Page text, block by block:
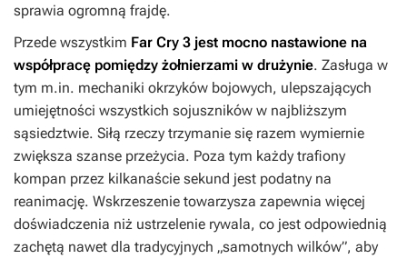
sprawia ogromną frajdę.
Przede wszystkim Far Cry 3 jest mocno nastawione na
współpracę pomiędzy żołnierzami w drużynie. Zasługa w
tym m.in. mechaniki okrzyków bojowych, ulepszających
umiejętności wszystkich sojuszników w najbliższym
sąsiedztwie. Siłą rzeczy trzymanie się razem wymiernie
zwiększa szanse przeżycia. Poza tym każdy trafiony
kompan przez kilkanaście sekund jest podatny na
reanimację. Wskrzeszenie towarzysza zapewnia więcej
doświadczenia niż ustrzelenie rywala, co jest odpowiednią
zachętą nawet dla tradycyjnych „samotnych wilków”, aby